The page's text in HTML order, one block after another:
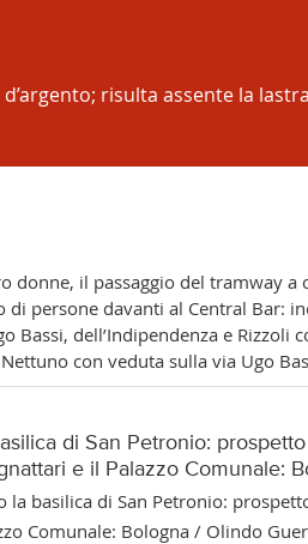
risulta assente la
donne, il passaggio del tramway a
di persone davanti al Central Bar:
Bassi, dell’Indipendenza e Rizzoli
con veduta sulla via Ugo
di San Petronio:
e il Palazzo Comunale:
basilica di San Petronio:
Comunale: Bologna / Olindo